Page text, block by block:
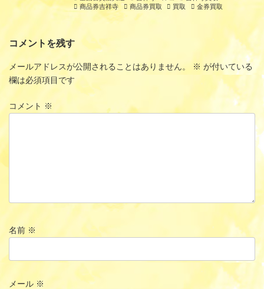
商品券吉祥寺
商品券買取 買取 金券買取
コメントを残す
メールアドレスが公開されることはありません。 ※ が付いている
欄は必須項目です
コメント ※
名前 ※
メール ※